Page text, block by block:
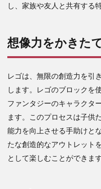
し、家族や友人と共有する
想像力をかきた
レゴは、無限の創造力を引
します。レゴのブロックを
ファンタジーのキャラクタ
ます。このプロセスは子供
能力を向上させる手助けと
たな創造的なアウトレット
として楽しむことができます